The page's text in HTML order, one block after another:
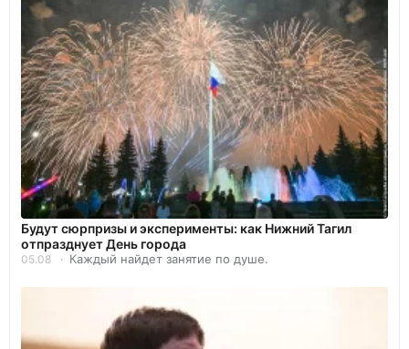
Будут сюрпризы и эксперименты: как Нижний Тагил
отпразднует День города
05.08 Каждый найдет занятие по душе.